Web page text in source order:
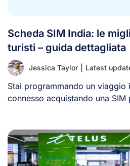
Scheda SIM India: le
turisti – guida dettagliata
Jessica Taylor Latest
Stai programmando un viaggio
connesso acquistando una